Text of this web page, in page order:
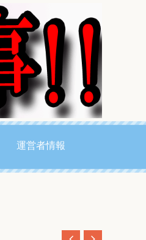
運営者情報